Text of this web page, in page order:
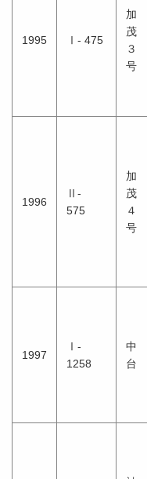
1995 Ⅰ- 475
加
茂
３
号
1996
Ⅱ-
575
加
茂
４
号
1997
Ⅰ-
1258
中
台